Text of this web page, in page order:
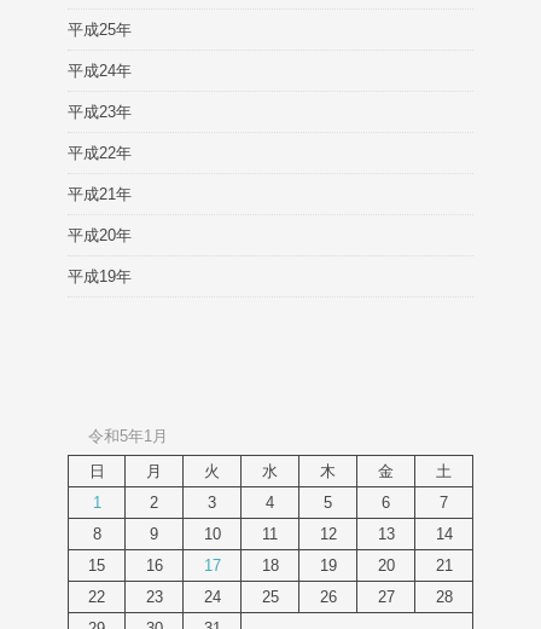
平成25年
平成24年
平成23年
平成22年
平成21年
平成20年
平成19年
令和5年1月
日
月 火 水 木 金
土
1
2 3 4 5 6
7
8
9 10 11 12 13
14
15
16 17 18 19 20
21
22
23 24 25 26 27
28